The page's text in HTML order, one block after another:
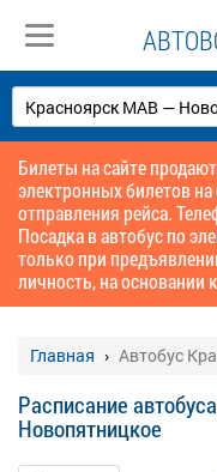
Билеты на сайте
электронных билетов
отправления рейса.
Посадка в автобус по
только при
личность, на основании
Главная Автобус
Расписание
Новопятницкое